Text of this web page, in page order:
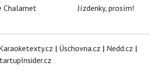
Chalamet
Jízdenky, prosím!
| Úschovna.cz | Nedd.cz |